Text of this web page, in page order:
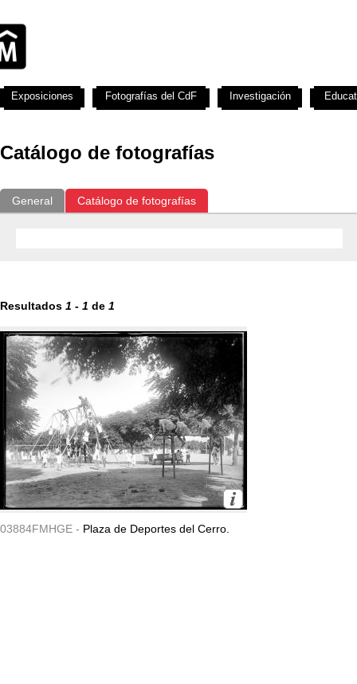
Catálogo de fotografías
General Catálogo de fotografías
Resultados 1 - 1 de 1
03884FMHGE - Plaza de Deportes del Cerro.
Exposiciones Fotografías del CdF Investigación